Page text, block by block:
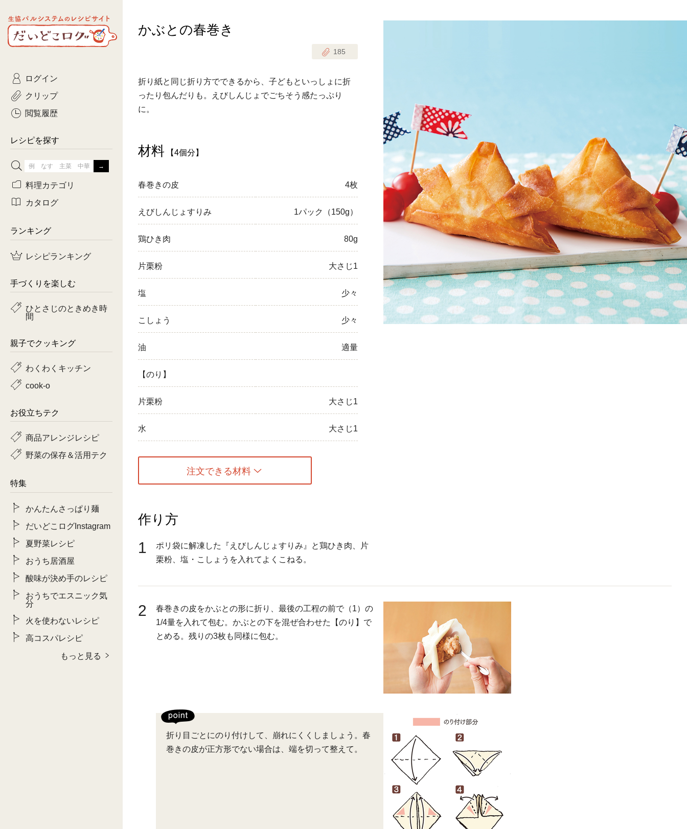
生協パルシステムのレシピ
サイト
だいどこログ
かぶとの春巻き
185
折り紙と同じ折り方でできるから、子どもといっしょに折
ったり包んだりも。えびしんじょでごちそう感たっぷり
に。
材料 【4個分】
春巻きの皮 4枚
えびしんじょすりみ 1パック（150g）
鶏ひき肉 80g
片栗粉 大さじ1
塩 少々
こしょう 少々
油 適量
【のり】
片栗粉 大さじ1
水 大さじ1
注文できる材料
作り方
1
ポリ袋に解凍した『えびしんじょすりみ』と鶏ひき肉、片
栗粉、塩・こしょうを入れてよくこねる。
2
春巻きの皮をかぶとの形に折り、最後の工程の前で（1）の
1/4量を入れて包む。かぶとの下を混ぜ合わせた【のり】で
とめる。残りの3枚も同様に包む。
折り目ごとにのり付けして、崩れにくくしましょう。春
巻きの皮が正方形でない場合は、端を切って整えて。
ログイン
クリップ
閲覧履歴
レシピを探す
ひとさじのときめき時間
おきらくだ 1歳半からの幼児食
つくりおき肉魚菜菜セット
有賀薫さんのスープ 飛田和緒さんレシピ
牛肉 豚肉
料理カテゴリ
主菜
常備菜・作りおき お弁当
カタログ
コトコト
yumyumいっしょごはん
ランキング
レシピランキング
手づくりを楽しむ
ひとさじのときめき時
間
親子でクッキング
わくわくキッチン
cook-o
お役立ちテク
商品アレンジレシピ
野菜の保存＆活用テク
特集
かんたんさっぱり麺
だいどこログInstagram
夏野菜レシピ
おうち居酒屋
酸味が決め手のレシピ
おうちでエスニック気
分
火を使わないレシピ
高コスパレシピ
もっと見る